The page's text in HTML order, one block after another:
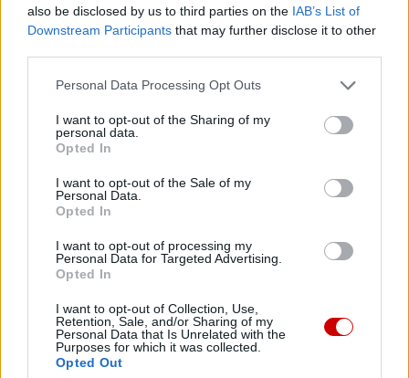
also be disclosed by us to third parties on the IAB’s List of
Downstream Participants that may further disclose it to other
Personal Data Processing Opt Outs
I want to opt-out of the Sharing of my
personal data.
Opted In
I want to opt-out of the Sale of my
Personal Data.
Opted In
I want to opt-out of processing my
Personal Data for Targeted Advertising.
Opted In
I want to opt-out of Collection, Use,
Retention, Sale, and/or Sharing of my
Personal Data that Is Unrelated with the
Purposes for which it was collected.
Opted Out
Jednak bez Twojej pomocy sprostanie temu
zadaniu będzie coraz trudniejsze.
Dlatego prosimy Cię owsparcie portalu eKAI.pl za
pośrednictwem serwisu Patronite.
Dzięki Tobie będziemy mogli realizować naszą
misję. Więcej informacji znajdziesz
TwitterMessenger
Link
Wersja do druku